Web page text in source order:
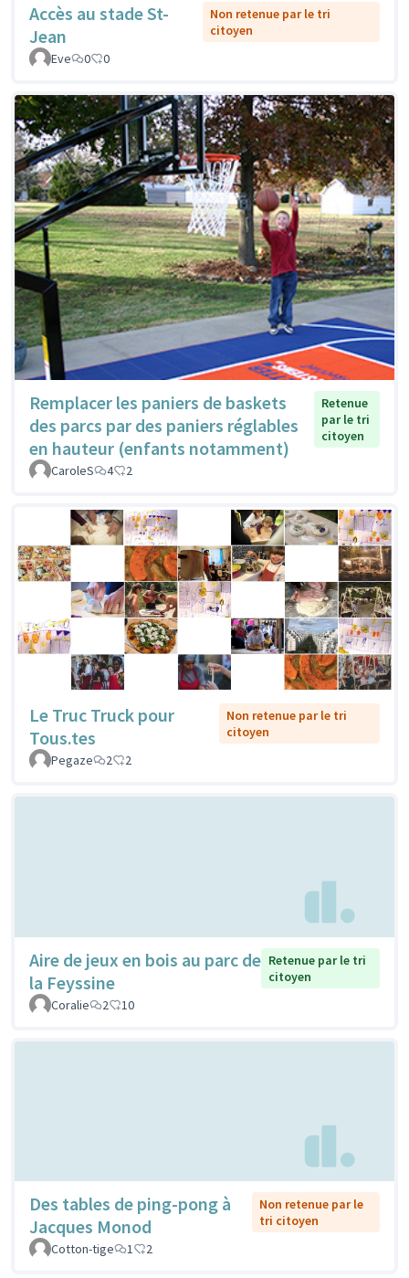
Accès au stade St-
Jean
Non retenue par le tri
citoyen
Eve
0 0
Remplacer les paniers de baskets
des parcs par des paniers réglables
en hauteur (enfants notamment)
Retenue
par le tri
citoyen
CaroleS 4 2
Le Truc Truck pour
Tous.tes
Non retenue par le tri
citoyen
Pegaze
2 2
Aire de jeux en bois au parc de
la Feyssine
Retenue par le tri
citoyen
Coralie
2 10
Des tables de ping-pong à
Jacques Monod
Non retenue par le
tri citoyen
Cotton-tige
1 2